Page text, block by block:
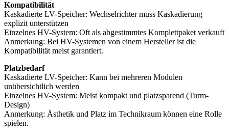
Kompatibilität
Kaskadierte LV-Speicher: Wechselrichter muss Kaskadierung
explizit unterstützen
Einzelnes HV-System: Oft als abgestimmtes Komplettpaket verkauft
Anmerkung: Bei HV-Systemen von einem Hersteller ist die
Kompatibilität meist garantiert.
Platzbedarf
Kaskadierte LV-Speicher: Kann bei mehreren Modulen
unübersichtlich werden
Einzelnes HV-System: Meist kompakt und platzsparend (Turm-
Design)
Anmerkung: Ästhetik und Platz im Technikraum können eine Rolle
spielen.